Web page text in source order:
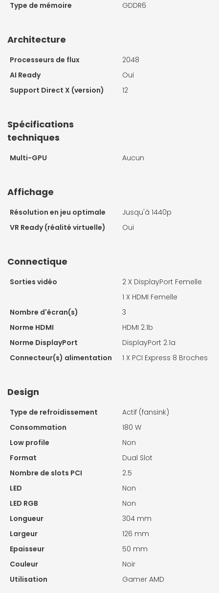
Type de mémoire
GDDR6
Architecture
Processeurs de flux
2048
AI Ready
Oui
Support Direct X (version)
12
Spécifications
techniques
Multi-GPU Aucun
Affichage
Résolution en jeu optimale
Jusqu'à 1440p
VR Ready (réalité virtuelle)
Oui
Connectique
Sorties vidéo 2 X DisplayPort Femelle
1 X HDMI Femelle
Nombre d'écran(s)
3
Norme HDMI
HDMI 2.1b
Norme DisplayPort
DisplayPort 2.1a
Connecteur(s) alimentation
1 X PCI Express 8 Broches
Design
Type de refroidissement
Actif (fansink)
Consommation
180 W
Low profile
Non
Format
Dual Slot
Nombre de slots PCI
2.5
LED
Non
LED RGB
Non
Longueur
304 mm
Largeur
126 mm
Epaisseur
50 mm
Couleur
Noir
Utilisation
Gamer AMD